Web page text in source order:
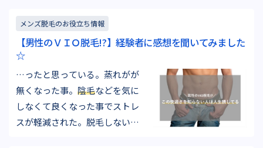
のを減らす工夫も大切です。
毛をお手入れしようと思った場
合、自分でカミソリなどを使っ
て自分で剃毛する場合と、脱毛
サロンに行く…
メンズ脱毛のお役立ち情報
【男性のＶＩＯ脱毛!?】経験者に感想を聞いてみました
☆
…ったと思っている。蒸れがが
無くなった事。 陰毛などを気に
しなくて良くなった事でストレ
スが軽減された。脱毛しないの